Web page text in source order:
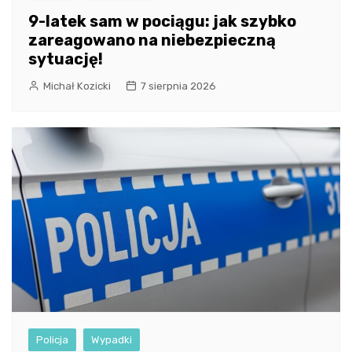
9-latek sam w pociągu: jak szybko
zareagowano na niebezpieczną
sytuację!
Michał Kozicki 7 sierpnia 2026
Policja Wypadki